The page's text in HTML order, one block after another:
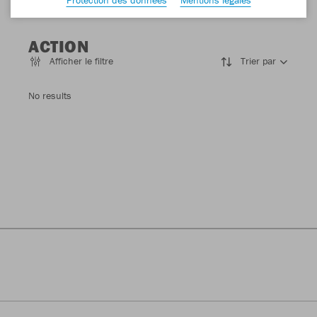
ACTION
Afficher le filtre Trier par
No results